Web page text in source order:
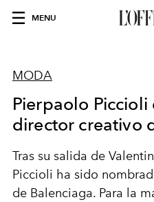
MENU
MODA
Pierpaolo Piccioli
director creativo
Tras su salida de
Piccioli ha sido
de Balenciaga. Para la